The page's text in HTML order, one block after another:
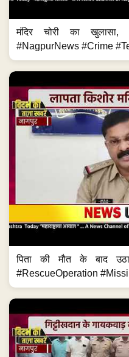
मंदिर चोरी का खुलासा,
#NagpurNews #Crime
पिता की मौत के बाद
#RescueOperation